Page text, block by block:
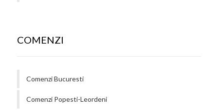
COMENZI
Comenzi Bucuresti
Comenzi Popesti-Leordeni